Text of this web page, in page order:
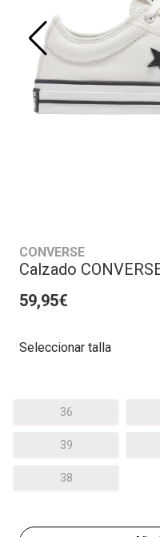
CONVERSE
Calzado
59,95€
Seleccionar talla
36
39
38